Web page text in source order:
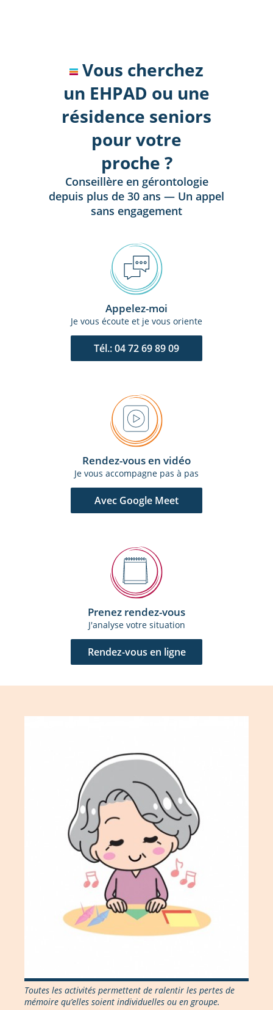
Vous cherchez
un EHPAD ou une
résidence seniors
pour votre
proche ?
Conseillère en gérontologie
depuis plus de 30 ans — Un appel
sans engagement
Appelez-moi
Je vous écoute et je vous oriente
Tél.: 04 72 69 89 09
Prenez rendez-vous
J'analyse votre situation
Rendez-vous en ligne
Rendez-vous en vidéo
Je vous accompagne pas à pas
Avec Google Meet
Toutes les activités permettent de ralentir les pertes de
mémoire qu’elles soient individuelles ou en groupe.